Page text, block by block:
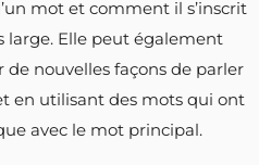
mot et comment il s’inscrit
large. Elle peut également
nouvelles façons de parler
en utilisant des mots qui ont
avec le mot principal.